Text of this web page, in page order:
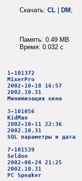
Скачать: CL DM ;
Память: 0.49 MB
Время: 0.032 c
1-101372
MixerPro
2002-10-18 16:57
2002.10.31
Минимизация окна
3-101056
KidMan
2002-10-11 22:36
2002.10.31
SQL параметры и дата
7-101539
Seldon
2002-08-24 21:25
2002.10.31
PC Speaker